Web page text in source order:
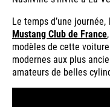
Le temps d’une
Mustang Club de France
modèles de cette
modernes aux plus
amateurs de belles